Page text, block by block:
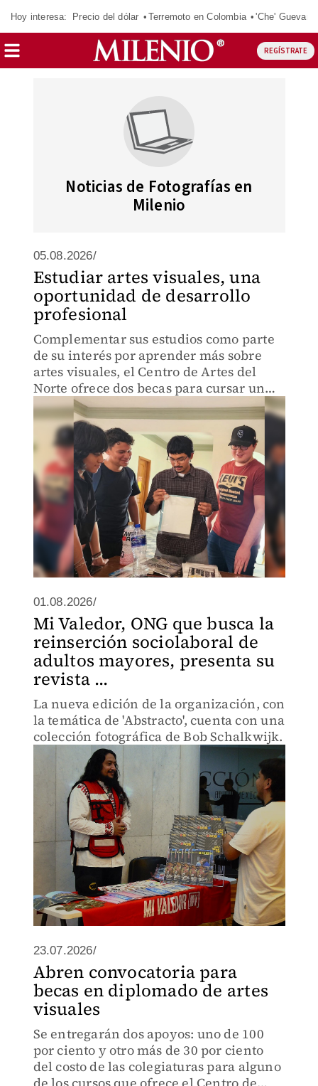
Hoy interesa: Precio del dólar Terremoto en Colombia 'Che' Guevara
REGÍSTRATE
Noticias de Fotografías en
Milenio
05.08.2026/
Estudiar artes visuales, una
oportunidad de desarrollo
profesional
Complementar sus estudios como parte
de su interés por aprender más sobre
artes visuales, el Centro de Artes del
Norte ofrece dos becas para cursar un
diplomado.
01.08.2026/
Mi Valedor, ONG que busca la
reinserción sociolaboral de
adultos mayores, presenta su
revista ...
La nueva edición de la organización, con
la temática de 'Abstracto', cuenta con una
colección fotográfica de Bob Schalkwijk.
23.07.2026/
Abren convocatoria para
becas en diplomado de artes
visuales
Se entregarán dos apoyos: uno de 100
por ciento y otro más de 30 por ciento
del costo de las colegiaturas para alguno